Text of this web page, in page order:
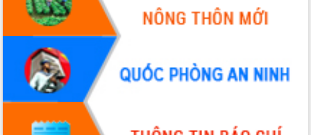
truyền số liệu chuyên dùng phục vụ cơ
quan Đảng, Nhà nước
Lễ phát động chuỗi hoạt động chung
tay làm sạch môi trường
Xã Ea Kar bước chuyển mình trong
công tác cải cách hành chính mô hình
UBND tỉnh họp báo định kỳ tháng 4
năm 2026